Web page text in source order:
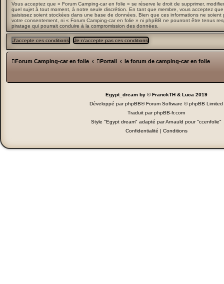
Vous acceptez que « Forum Camping-car en folie » se réserve le droit de supprimer,
quel sujet à tout moment, à notre seule discrétion. En tant que membre, vous acceptez
saisissez soient stockées dans une base de données. Bien que ces informations ne soient
votre consentement, ni « Forum Camping-car en folie » ni phpBB ne pourront être tenus
piratage qui pourrait conduire à la compromission des données.
Forum Camping-car en folie Portail le forum de camping-car en folie
Egypt_dream by © FranckTH & Luca 2019
Développé parphpBB® Forum Software © phpBB Limited
Traduit parphpBB-fr.com
Style "Egypt dream" adapté par Arnauld pour "ccenfolie"
Confidentialité | Conditions